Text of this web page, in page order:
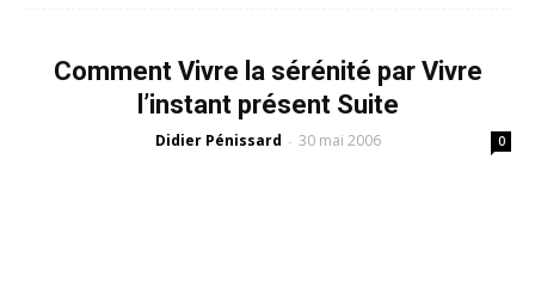
Comment Vivre la sérénité par Vivre
l’instant présent Suite
Didier Pénissard - 30 mai 2006 0